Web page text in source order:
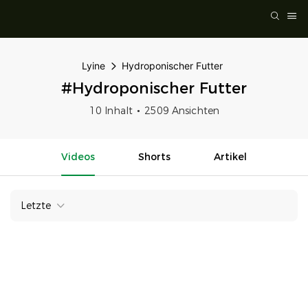
Lyine Hydroponischer Futter
#Hydroponischer Futter
10 Inhalt 2509 Ansichten
Videos Shorts Artikel
Letzte